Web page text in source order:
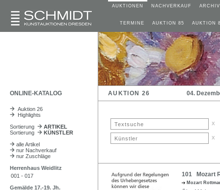
AUKTIONEN NACHVERKAUF ARCHIV
TERMINE AUKTION 85 AUKTION
ONLINE-KATALOG AUKTION 26 04.
Auktion 26
Highlights
Sortierung
ARTIKEL
Sortierung
KÜNSTLER
alle Artikel
nur Nachverkauf
nur Zuschläge
Herrenhaus Weidlitz
001 - 017
Gemälde 17.-19. Jh.
x
x
101 Mozart
Mozart